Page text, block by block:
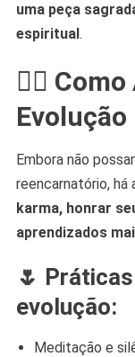
uma peça
espiritual .
🧘‍♀️
Embora não
reencarnatório,
karma, honrar
aprendizados
🌷
evolução:
Meditação e